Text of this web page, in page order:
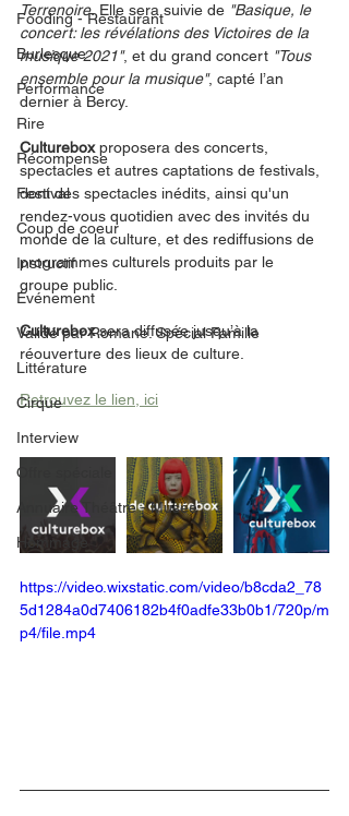
Fooding - Restaurant
Burlesque
Performance
Rire
Récompense
Festival
Coup de coeur
Instructif
Événement
Validé par Romane. Spécial Famille
Littérature
Cirque
Interview
Offre spéciale
Annuaire Théâtre - Musée
Hommage
Terrenoire. Elle sera suivie de "Basique, le
concert: les révélations des Victoires de la
musique 2021", et du grand concert "Tous
ensemble pour la musique", capté l’an
dernier à Bercy.
Culturebox proposera des concerts,
spectacles et autres captations de festivals,
dont des spectacles inédits, ainsi qu'un
rendez-vous quotidien avec des invités du
monde de la culture, et des rediffusions de
programmes culturels produits par le
groupe public.
Culturebox sera diffusée jusqu’à la
réouverture des lieux de culture.
Retrouvez le lien, ici
https://video.wixstatic.com/video/b8cda2_78
5d1284a0d7406182b4f0adfe33b0b1/720p/m
p4/file.mp4